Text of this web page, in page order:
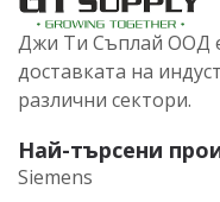
Джи Ти Съплай ООД
доставката на
различни сектори.
Най-търсени
Siemens